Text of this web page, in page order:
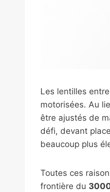
Les lentilles
motorisées. Au
être ajustés de
défi, devant
beaucoup plus
Toutes ces
frontière du